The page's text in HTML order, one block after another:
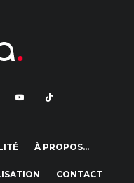
À PROPOS…
CONTACT